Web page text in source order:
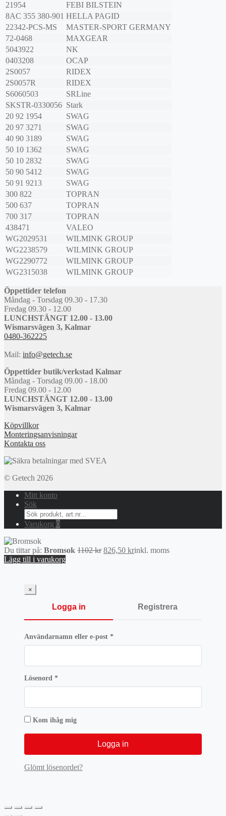
21954
FEBI BILSTEIN
8AC 355 380-901 HELLA PAGID
22342-PCS-MS
MASTER-SPORT GERMANY
72-0468
MAXGEAR
5043922
NK
0403208
OCAP
2S0057
RIDEX
2S0057R
RIDEX
S6060503
SRLine
SKSTR-0330056 Stark
20 92 1954
SWAG
20 97 3271
SWAG
40 90 3189
SWAG
50 10 1362
SWAG
50 10 2832
SWAG
50 90 5412
SWAG
50 91 9213
SWAG
300 822
TOPRAN
500 637
TOPRAN
700 317
TOPRAN
438471
VALEO
WG2029531
WILMINK GROUP
WG2238579
WILMINK GROUP
WG2290772
WILMINK GROUP
WG2315038
WILMINK GROUP
Öppettider telefon
Måndag - Torsdag 09.30 - 17.30
Fredag 09.30 - 12.00
LUNCHSTÄNGT 12.00 - 13.00
Wismarsvägen 3, Kalmar
0480-362225
Mail: info@getech.se
Öppettider butik/verkstad Kalmar
Måndag - Torsdag 09.00 - 18.00
Fredag 09.00 - 12.00
LUNCHSTÄNGT 12.00 - 13.00
Wismarsvägen 3, Kalmar
Köpvillkor
Monteringsanvisningar
Kontakta oss
© Getech 2026
Mitt konto
Sök
Search
for:
Varukorg 0
Du tittar på: Bromsok 1102kr Det
826,50 krDet
inkl. moms
Lägg till i varukorg
×
Logga in Registrera
Användarnamn eller e-post *Obligatoriskt
Lösenord *Obligatoriskt
Kom ihåg mig
Logga in
Glömt lösenordet?